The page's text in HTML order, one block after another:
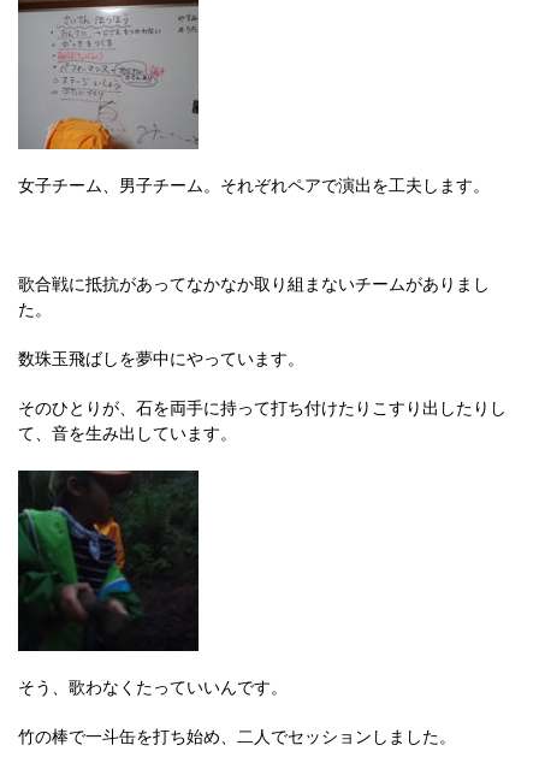
女子チーム、男子チーム。それぞれペアで演出を工夫します。
歌合戦に抵抗があってなかなか取り組まないチームがありまし
た。
数珠玉飛ばしを夢中にやっています。
そのひとりが、石を両手に持って打ち付けたりこすり出したりし
て、音を生み出しています。
そう、歌わなくたっていいんです。
竹の棒で一斗缶を打ち始め、二人でセッションしました。